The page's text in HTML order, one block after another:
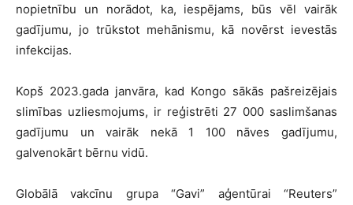
nopietnību un norādot, ka, iespējams, būs vēl vairāk
gadījumu, jo trūkstot mehānismu, kā novērst ievestās
infekcijas.
Kopš 2023.gada janvāra, kad Kongo sākās pašreizējais
slimības uzliesmojums, ir reģistrēti 27 000 saslimšanas
gadījumu un vairāk nekā 1 100 nāves gadījumu,
galvenokārt bērnu vidū.
Globālā vakcīnu grupa “Gavi” aģentūrai “Reuters”